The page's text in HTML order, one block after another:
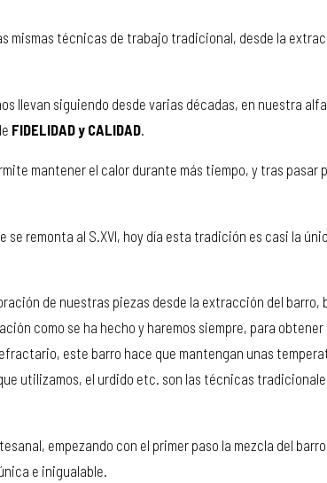
mismas técnicas de trabajo tradicional, desde la
llevan siguiendo desde varias décadas, en nuestra
FIDELIDAD y CALIDAD
mantener el calor durante más tiempo, y tras
remonta al S.XVI, hoy día esta tradición es casi la
de nuestras piezas desde la extracción del
como se ha hecho y haremos siempre, para
este barro hace que mantengan unas
utilizamos, el urdido etc. son las técnicas
empezando con el primer paso la mezcla del
e inigualable.